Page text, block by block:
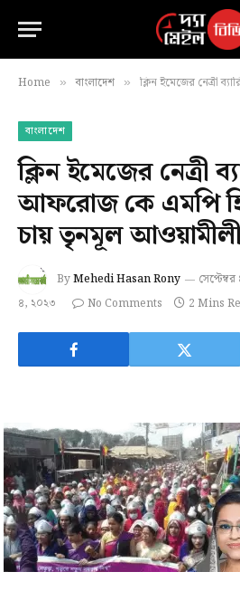
Home » বাংলাদেশ » ক্লিন ইমেজের নেত্রী ব্যারিস্টার তুরিন
বাংলাদেশ
ক্লিন ইমেজের নেত্রী
আফরোজ কে এমপি
চায় তৃনমূল
ByMehedi Hasan Rony
৪, ২০২৩
No Comments 2 Mins